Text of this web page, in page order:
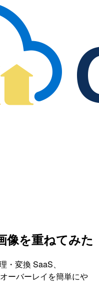
を重ねてみた
変換 SaaS、
ーバーレイを簡単にや